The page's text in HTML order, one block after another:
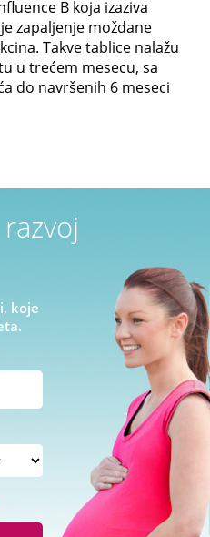
B koja izaziva
zapaljenje moždane
Takve tablice nalažu
u trećem mesecu, sa
do navršenih 6 meseci
koje